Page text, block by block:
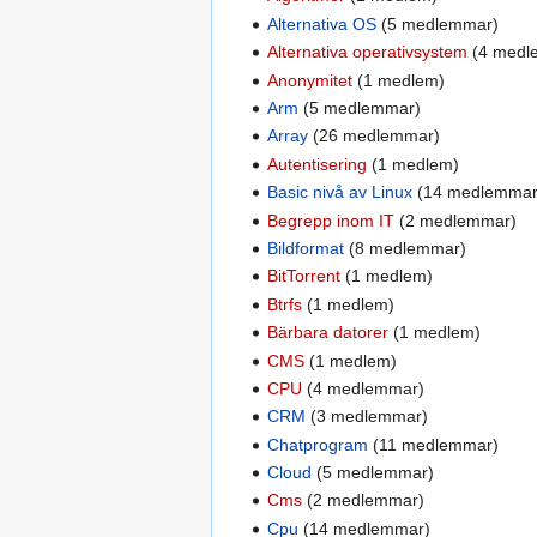
Alternativa OS ‏‎ (5 medlemmar)
Alternativa operativsystem (4
Anonymitet ‏‎ (1 medlem)
Arm ‏‎ (5 medlemmar)
Array ‏‎ (26 medlemmar)
Autentisering ‏‎ (1 medlem)
Basic nivå av Linux (14
Begrepp inom IT ‏‎ (2 medlemmar)
Bildformat ‏‎ (8 medlemmar)
BitTorrent ‏‎ (1 medlem)
Btrfs ‏‎ (1 medlem)
Bärbara datorer ‏‎ (1 medlem)
CMS ‏‎ (1 medlem)
CPU ‏‎ (4 medlemmar)
CRM ‏‎ (3 medlemmar)
Chatprogram ‏‎ (11 medlemmar)
Cloud ‏‎ (5 medlemmar)
Cms ‏‎ (2 medlemmar)
Cpu ‏‎ (14 medlemmar)